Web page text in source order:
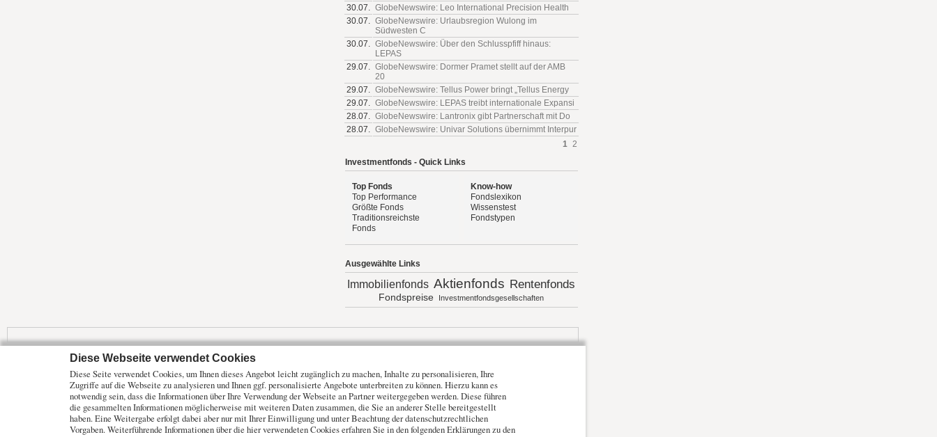
Diese Webseite verwendet Cookies
Diese Seite verwendet Cookies, um Ihnen dieses Angebot leicht zugänglich zu machen, Inhalte zu personalisieren, Ihre
Zugriffe auf die Webseite zu analysieren und Ihnen ggf. personalisierte Angebote unterbreiten zu können. Hierzu kann es
notwendig sein, dass die Informationen über Ihre Verwendung der Webseite an Partner weitergegeben werden. Diese führen
die gesammelten Informationen möglicherweise mit weiteren Daten zusammen, die Sie an anderer Stelle bereitgestellt
haben. Eine Weitergabe erfolgt dabei aber nur mit Ihrer Einwilligung und unter Beachtung der datenschutzrechtlichen
Vorgaben. Weiterführende Informationen über die hier verwendeten Cookies erfahren Sie in den folgenden Erklärungen zu den
30.07.
GlobeNewswire: Leo International Precision Health
30.07.
GlobeNewswire: Urlaubsregion Wulong im
Südwesten C
30.07.
GlobeNewswire: Über den Schlusspfiff hinaus:
LEPAS
29.07.
GlobeNewswire: Dormer Pramet stellt auf der AMB
20
29.07.
GlobeNewswire: Tellus Power bringt „Tellus Energy
29.07.
GlobeNewswire: LEPAS treibt internationale Expansi
28.07.
GlobeNewswire: Lantronix gibt Partnerschaft mit Do
28.07.
GlobeNewswire: Univar Solutions übernimmt Interpur
1
2
Investmentfonds - Quick Links
Top Fonds
Top Performance
Größte Fonds
Traditionsreichste
Fonds
Know-how
Fondslexikon
Wissenstest
Fondstypen
Ausgewählte Links
Immobilienfonds Aktienfonds Rentenfonds
Fondspreise Investmentfondsgesellschaften
Mehr Marktdaten und Kurse finden Sie aufwww.finanztreff.de
Unternehmen
Wirtschaft
ETF Fonds
Anleihen
Optionsscheine
Rohstoffe